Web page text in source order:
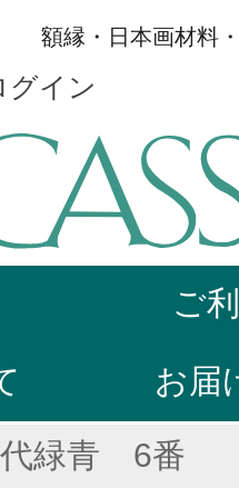
額縁・日本画材料
グイン
ご
お届
緑青 6番